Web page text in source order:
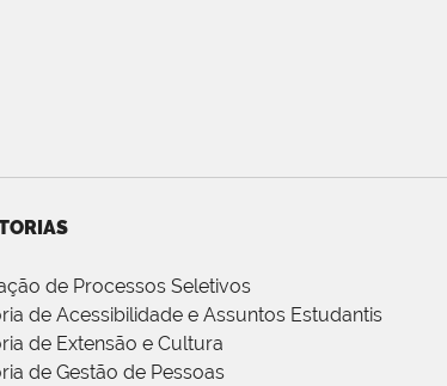
de Processos Seletivos
de Acessibilidade e Assuntos Estudantis
de Extensão e Cultura
de Gestão de Pessoas